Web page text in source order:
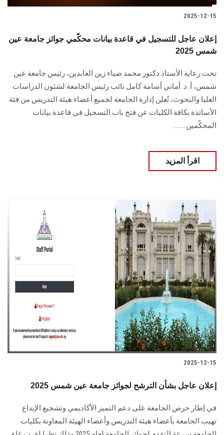
2025-12-15
إعلان عاجل للتسجيل في قاعدة بيانات محكّمي جوائز جامعة عين
شمس 2025
تحت رعاية الأستاذ دكتور محمد ضياء زين العابدين، رئيس جامعة عين
شمس، أ. د. أماني أسامة كامل نائب رئيس الجامعة لشئون الدراسات
العليا والبحوث، تُعلن إدارة الجامعة لجميع أعضاء هيئة التدريس من فئة
الأساتذة بكافة الكليات عن فتح باب التسجيل في قاعدة بيانات
المحكّمين.........
اقرأ المزيد
2025-12-15
إعلان عاجل بشأن الترشح لجوائز جامعة عين شمس 2025
في إطار حرص الجامعة على دعم التميز الأكاديمي وتشجيع الإبداع
تهيب الجامعة بأعضاء هيئة التدريس وأعضاء الهيئة المعاونة بكليات